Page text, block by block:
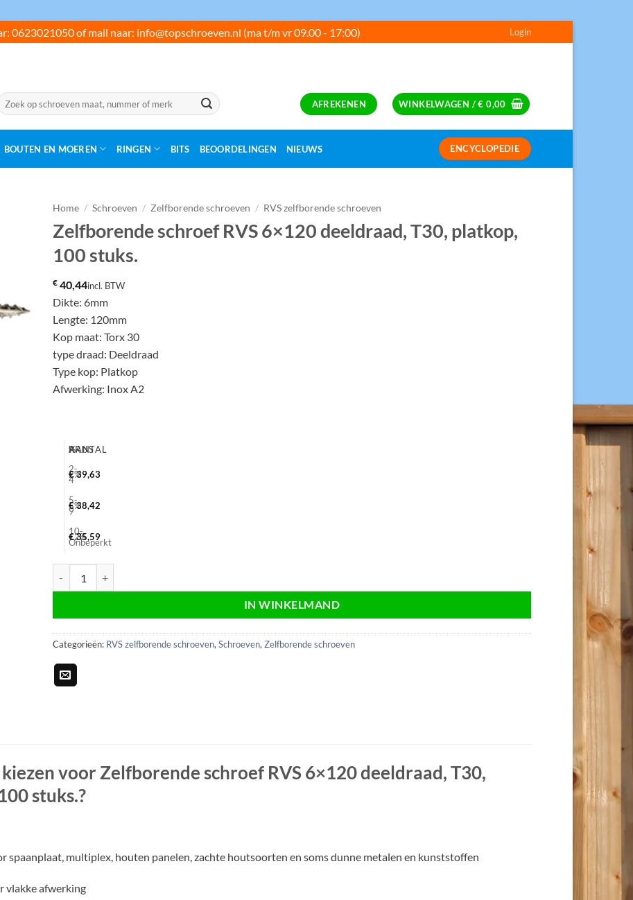
0623021050 of mail naar: info@topschroeven.nl (ma t/m vr 09.00 - 17:00) Login
AFREKENEN WINKELWAGEN /€ 0,00
BOUTEN EN MOEREN RINGEN BITS BEOORDELINGEN NIEUWS ENCYCLOPEDIE
Home / Schroeven / Zelfborende schroeven / RVS zelfborende schroeven
Zelfborende schroef RVS 6×120 deeldraad, T30, platkop,
100 stuks.
€ 40,44incl. BTW
Dikte: 6mm
Lengte: 120mm
Kop maat: Torx 30
type draad: Deeldraad
Type kop: Platkop
Afwerking: Inox A2
AANTAL
%
PRIJS
2-
4
2%
€39,63
5-
9
5%
€38,42
10-
Onbeperkt
12%
€35,59
IN WINKELMAND
Categorieën: RVS zelfborende schroeven, Schroeven, Zelfborende schroeven
voor Zelfborende schroef RVS 6×120 deeldraad, T30,
stuks.?
spaanplaat, multiplex, houten panelen, zachte houtsoorten en soms dunne metalen en kunststoffen
vlakke afwerking